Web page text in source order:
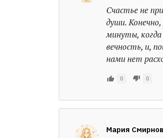
Счастье не
души.
минуты, когда
вечность, и,
нами нет
0 0
Мария